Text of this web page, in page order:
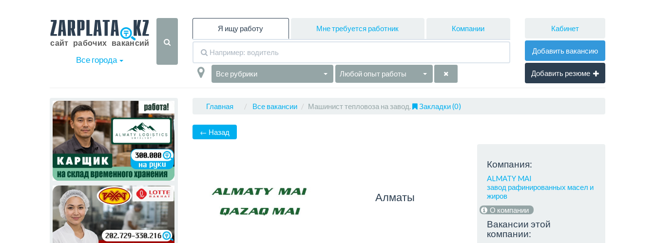
Все города
Я ищу работу Мне требуется работник Компании
Все рубрики Любой опыт работы
Кабинет
Добавить вакансию
Добавить резюме
Главная Все вакансии Машинист тепловоза на завод. Закладки (0)
← Назад
Алматы
Компания:
ALMATY MAI
завод рафинированных масел и
жиров
О компании
Вакансии этой
компании: